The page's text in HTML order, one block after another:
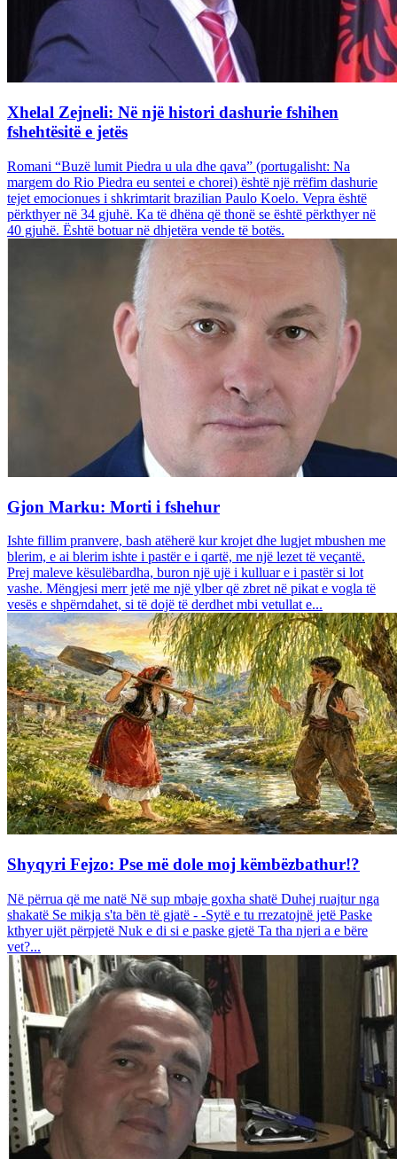
Xhelal Zejneli: Në një histori dashurie fshihen
fshehtësitë e jetës
Romani “Buzë lumit Piedra u ula dhe qava” (portugalisht: Na
margem do Rio Piedra eu sentei e chorei) është një rrëfim dashurie
tejet emocionues i shkrimtarit brazilian Paulo Koelo. Vepra është
përkthyer në 34 gjuhë. Ka të dhëna që thonë se është përkthyer në
40 gjuhë. Është botuar në dhjetëra vende të botës.
Gjon Marku: Morti i fshehur
Ishte fillim pranvere, bash atëherë kur krojet dhe lugjet mbushen me
blerim, e ai blerim ishte i pastër e i qartë, me një lezet të veçantë.
Prej maleve kësulëbardha, buron një ujë i kulluar e i pastër si lot
vashe. Mëngjesi merr jetë me një ylber që zbret në pikat e vogla të
vesës e shpërndahet, si të dojë të derdhet mbi vetullat e...
Shyqyri Fejzo: Pse më dole moj këmbëzbathur!?
Në përrua që me natë Në sup mbaje goxha shatë Duhej ruajtur nga
shakatë Se mikja s'ta bën të gjatë - -Sytë e tu rrezatojnë jetë Paske
kthyer ujët përpjetë Nuk e di si e paske gjetë Ta tha njeri a e bëre
vet?...